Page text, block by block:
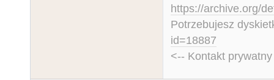
https://archive.org/
Potrzebujesz
id=18887
<-- Kontakt